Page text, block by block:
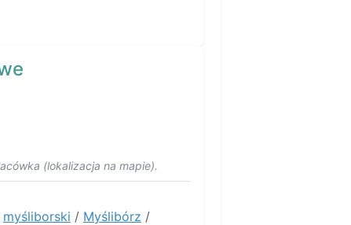
(lokalizacja na mapie).
myśliborski / Myślibórz /